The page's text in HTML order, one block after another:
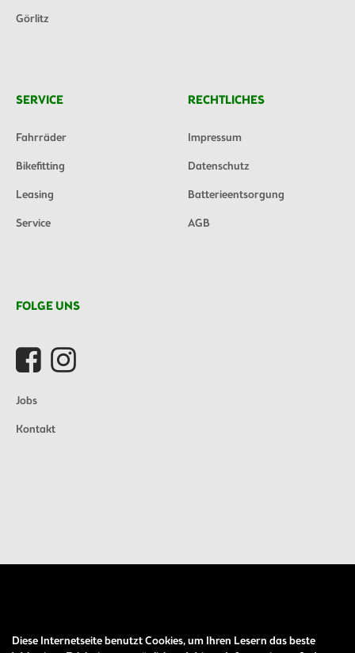
Görlitz
SERVICE
Fahrräder
Bikefitting
Leasing
Service
RECHTLICHES
Impressum
Datenschutz
Batterieentsorgung
AGB
FOLGE UNS
Jobs
Kontakt
Diese Internetseite benutzt Cookies, um Ihren Lesern das beste
Auftrag widerrufen